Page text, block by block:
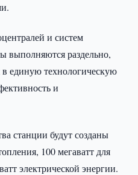
и систем
выполняются раздельно,
в единую технологическую
и
станции будут созданы
100 мегаватт для
электрической энергии.